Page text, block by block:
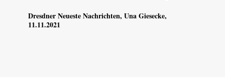
Dresdner Neueste Nachrichten, Una Giesecke,
11.11.2021